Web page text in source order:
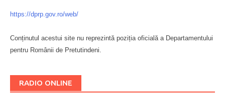
https://dprp.gov.ro/web/
Conținutul acestui site nu reprezintă poziția oficială a Departamentului
pentru Românii de Pretutindeni.
RADIO ONLINE